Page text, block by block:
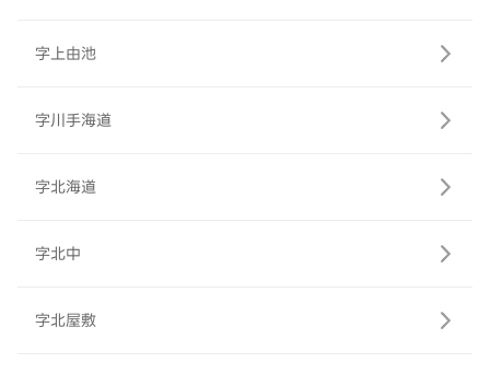
字上由池
字川手海道
字北海道
字北中
字北屋敷